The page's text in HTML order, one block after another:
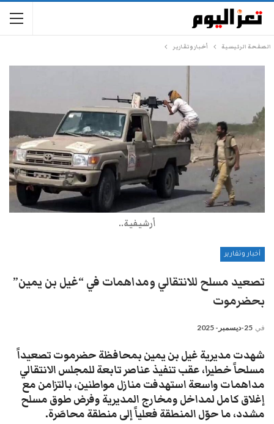
الصفحة الرئيسية أخبار وتقارير
أرشيفية..
أخبار وتقارير
تصعيد مسلح للانتقالي ومداهمات في “غيل بن يمين”
بحضرموت
في 25-ديسمبر- 2025
شهدت مديرية غيل بن يمين بمحافظة حضرموت تصعيداً
مسلحاً خطيرا، عقب تنفيذ عناصر تابعة للمجلس الانتقالي
مداهمات واسعة استهدفت منازل مواطنين، بالتزامن مع
إغلاق كامل لمداخل ومخارج المديرية وفرض طوق مسلح
مشدد، ما حوّل المنطقة فعلياً إلى منطقة محاصَرة.